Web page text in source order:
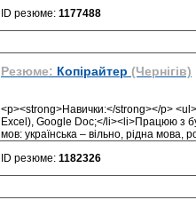
ID резюме: 1177488
Резюме: Копірайтер (Чернігів)
<p><strong>Навички:</strong></p>
Excel), Google Doc;</li><li>Працюю з
мов: українська – вільно, рідна мова,
ID резюме: 1182326